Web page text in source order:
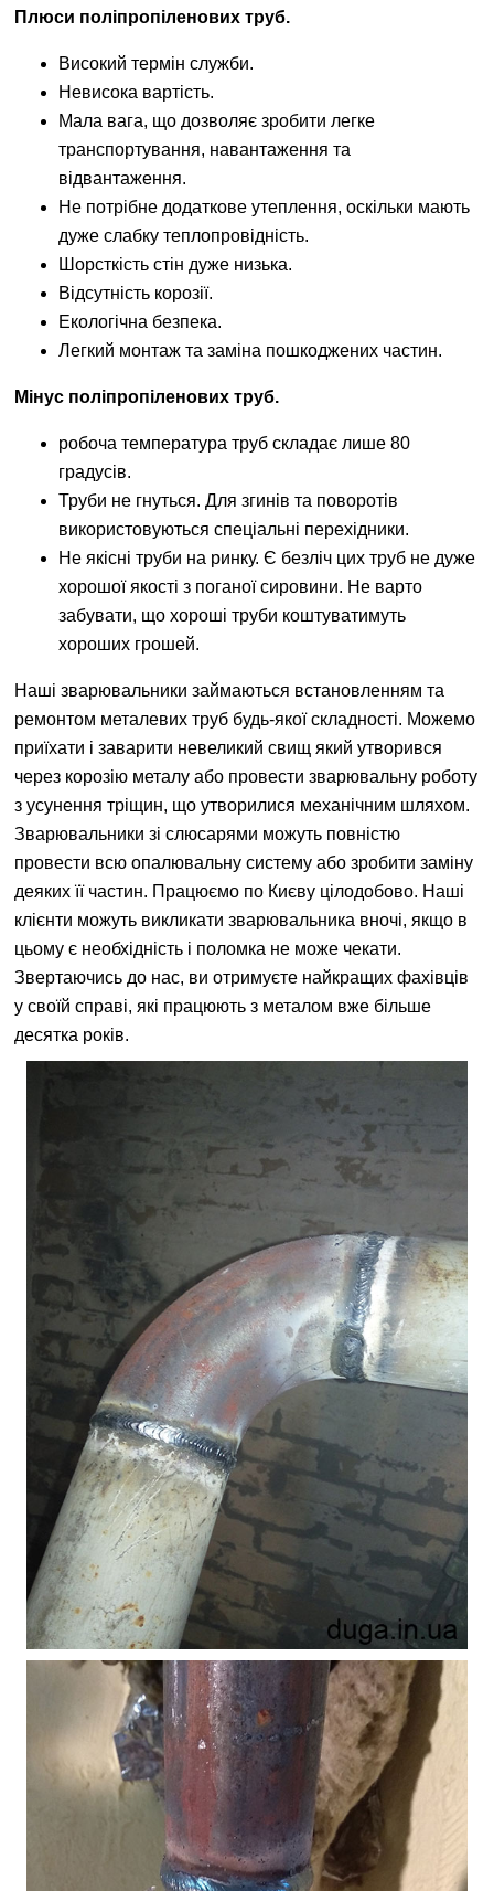
Плюси поліпропіленових труб.
Високий термін служби.
Невисока вартість.
Мала вага, що дозволяє зробити легке
транспортування, навантаження та
відвантаження.
Не потрібне додаткове утеплення, оскільки мають
дуже слабку теплопровідність.
Шорсткість стін дуже низька.
Відсутність корозії.
Екологічна безпека.
Легкий монтаж та заміна пошкоджених частин.
Мінус поліпропіленових труб.
робоча температура труб складає лише 80
градусів.
Труби не гнуться. Для згинів та поворотів
використовуються спеціальні перехідники.
Не якісні труби на ринку. Є безліч цих труб не дуже
хорошої якості з поганої сировини. Не варто
забувати, що хороші труби коштуватимуть
хороших грошей.
Наші зварювальники займаються встановленням та
ремонтом металевих труб будь-якої складності. Можемо
приїхати і заварити невеликий свищ який утворився
через корозію металу або провести зварювальну роботу
з усунення тріщин, що утворилися механічним шляхом.
Зварювальники зі слюсарями можуть повністю
провести всю опалювальну систему або зробити заміну
деяких її частин. Працюємо по Києву цілодобово. Наші
клієнти можуть викликати зварювальника вночі, якщо в
цьому є необхідність і поломка не може чекати.
Звертаючись до нас, ви отримуєте найкращих фахівців
у своїй справі, які працюють з металом вже більше
десятка років.